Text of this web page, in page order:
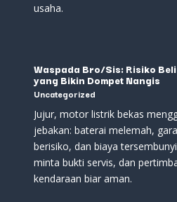
usaha.
Waspada Bro/Sis: Risiko
yang Bikin Dompet Nangis
Uncategorized
Jujur, motor listrik bekas
jebakan: baterai melemah,
berisiko, dan biaya
minta bukti servis, dan
kendaraan biar aman.